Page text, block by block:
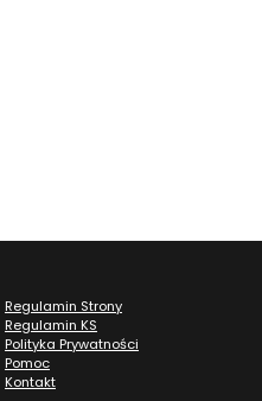
Regulamin Strony
Regulamin KS
Polityka Prywatności
Pomoc
Kontakt